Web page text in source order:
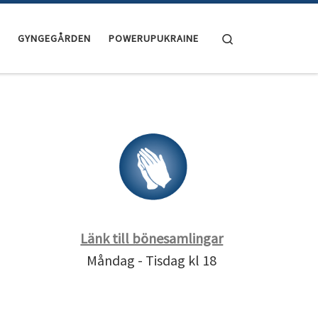
GYNGEGÅRDEN POWERUPUKRAINE
Länk till bönesamlingar
Måndag - Tisdag kl 18